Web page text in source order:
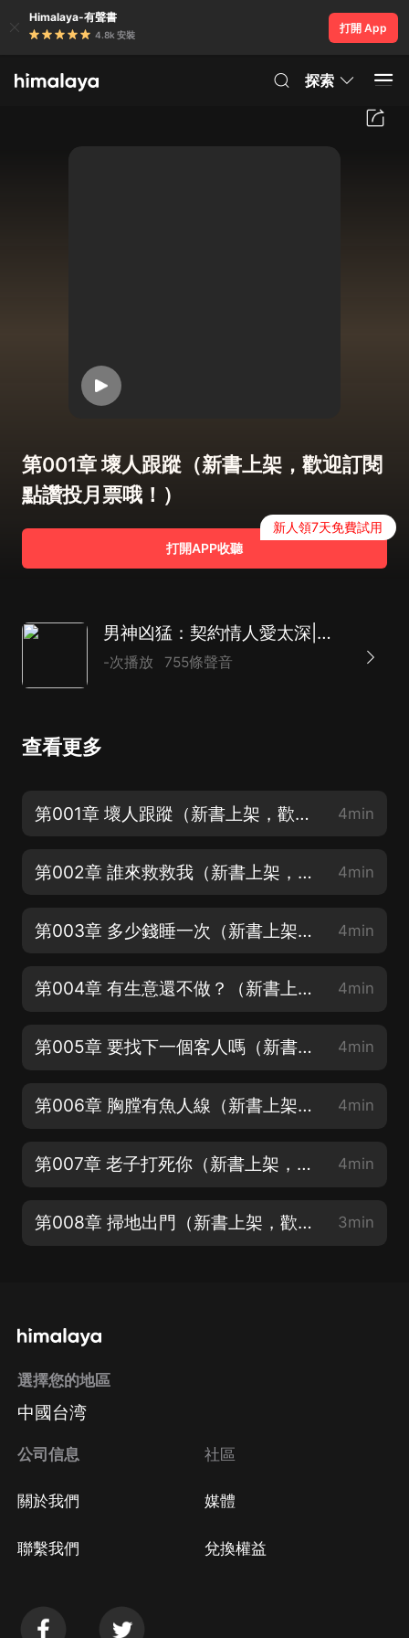
Himalaya-有聲書
4.8k 安裝
打開 App
探索
第001章 壞人跟蹤（新書上架，歡迎訂閱
點讚投月票哦！）
打開APP收聽
新人領7天免費試用
男神凶猛：契約情人愛太深|現代言情|霸總|復仇|AI多播
-次播放 755條聲音
查看更多
第001章 壞人跟蹤（新書上架，歡迎訂閱點讚投月票哦！） 4min
第002章 誰來救救我（新書上架，歡迎訂閱點讚投月票哦！） 4min
第003章 多少錢睡一次（新書上架，歡迎訂閱點讚投月票哦！） 4min
第004章 有生意還不做？（新書上架，歡迎訂閱點讚投月票哦！） 4min
第005章 要找下一個客人嗎（新書上架，歡迎訂閱點讚投月票哦！） 4min
第006章 胸膛有魚人線（新書上架，歡迎訂閱點讚投月票哦！） 4min
第007章 老子打死你（新書上架，歡迎訂閱點讚投月票哦！） 4min
第008章 掃地出門（新書上架，歡迎訂閱點讚投月票哦！） 3min
選擇您的地區
中國台湾
公司信息
關於我們
聯繫我們
社區
媒體
兌換權益